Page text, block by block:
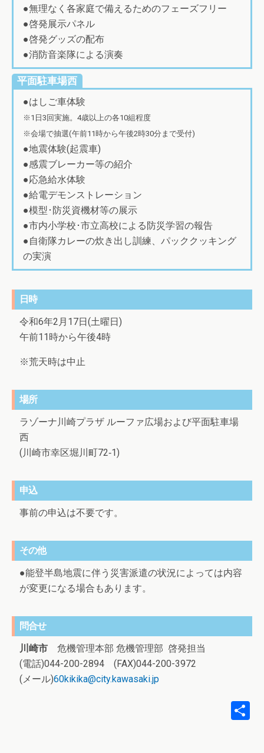
●無理なく各家庭で備えるためのフェーズフリー
●啓発展示パネル
●啓発グッズの配布
●消防音楽隊による演奏
平面駐車場西
●はしご車体験
※1日3回実施。4歳以上の各10組程度
※会場で抽選(午前11時から午後2時30分まで受付)
●地震体験(起震車)
●感震ブレーカー等の紹介
●応急給水体験
●給電デモンストレーション
●模型･防災資機材等の展示
●市内小学校･市立高校による防災学習の報告
●自衛隊カレーの炊き出し訓練、パッククッキング
の実演
日時
令和6年2月17日(土曜日)
午前11時から午後4時
※荒天時は中止
場所
ラゾーナ川崎プラザ ルーファ広場および平面駐車場
西
(川崎市幸区堀川町72‐1)
申込
事前の申込は不要です。
その他
●能登半島地震に伴う災害派遣の状況によっては内容
が変更になる場合もあります。
問合せ
川崎市 危機管理本部 危機管理部 啓発担当
(電話)044-200-2894 (FAX)044-200-3972
(メール)60kikika@city.kawasaki.jp